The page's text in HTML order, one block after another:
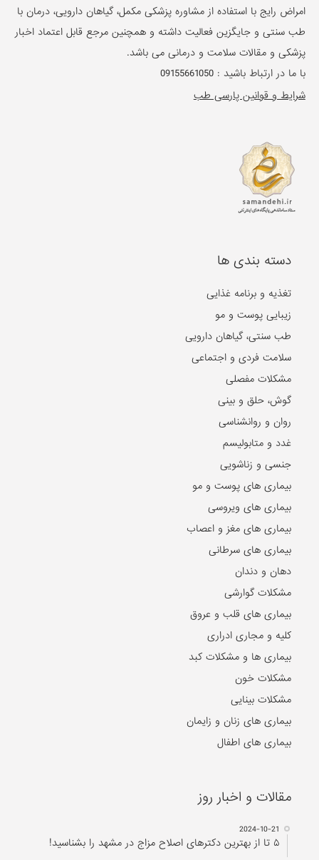
امراض رایج با استفاده از مشاوره پزشکی مکمل، گیاهان دارویی، درمان با
طب سنتی و جایگزین فعالیت داشته و همچنین مرجع قابل اعتماد اخبار
پزشکی و مقالات سلامت و درمانی می باشد.
با ما در ارتباط باشید :09155661050
شرایط و قوانین پارسی طب
دسته بندی ها
تغذیه و برنامه غذایی
زیبایی پوست و مو
طب سنتی، گیاهان دارویی
سلامت فردی و اجتماعی
مشکلات مفصلی
گوش، حلق و بینی
روان و روانشناسی
غدد و متابولیسم
جنسی و زناشویی
بیماری های پوست و مو
بیماری های ویروسی
بیماری های مغز و اعصاب
بیماری های سرطانی
دهان و دندان
مشکلات گوارشی
بیماری های قلب و عروق
کلیه و مجاری ادراری
بیماری ها و مشکلات کبد
مشکلات خون
مشکلات بینایی
بیماری های زنان و زایمان
بیماری های اطفال
مقالات و اخبار روز
2024-10-21
۵ تا از بهترین دکتر‌های اصلاح مزاج در مشهد را بشناسید!